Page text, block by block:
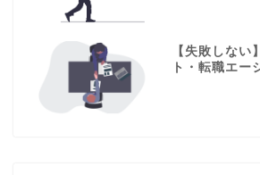
【失敗しない
ト・転職エー